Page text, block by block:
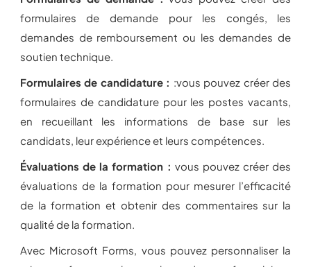
formulaires de demande pour les congés, les
demandes de remboursement ou les demandes de
soutien technique.
Formulaires de candidature : :vous pouvez créer des
formulaires de candidature pour les postes vacants,
en recueillant les informations de base sur les
candidats, leur expérience et leurs compétences.
Évaluations de la formation : vous pouvez créer des
évaluations de la formation pour mesurer l’efficacité
de la formation et obtenir des commentaires sur la
qualité de la formation.
Avec Microsoft Forms, vous pouvez personnaliser la